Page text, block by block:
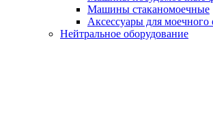
Машины стаканомоечные
Аксессуары для моечного
Нейтральное оборудование